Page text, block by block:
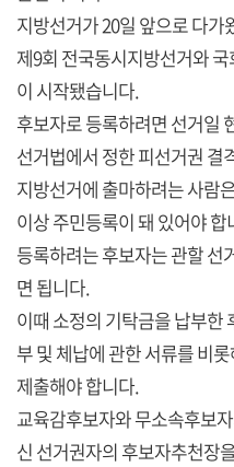
지방선거가 20일 앞으로 다가
제9회 전국동시지방선거와
이 시작됐습니다.
후보자로 등록하려면 선거일
선거법에서 정한 피선거권 결
지방선거에 출마하려는 사람
이상 주민등록이 돼 있어야 합
등록하려는 후보자는 관할
면 됩니다.
이때 소정의 기탁금을 납부한
부 및 체납에 관한 서류를 비
제출해야 합니다.
교육감후보자와 무소속후보
신 선거권자의 후보자추천장